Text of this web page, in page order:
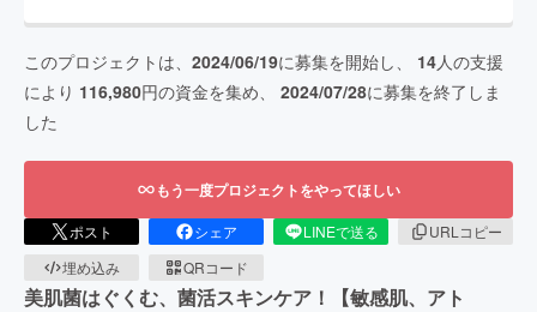
このプロジェクトは、 2024/06/19に募集を開始し、 14人の支援
により 116,980円の資金を集め、 2024/07/28に募集を終了しま
した
もう一度プロジェクトをやってほしい
ポスト シェア LINEで送る
URLコピー
埋め込み
QRコード
美肌菌はぐくむ、菌活スキンケア！【敏感肌、アト